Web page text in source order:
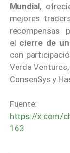
Mundial,
mejores
recompensas
el cierre de
con
Verda
ConsenSys y
Fuente:
https://x.com/
163